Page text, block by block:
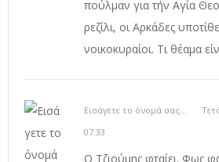
πούλμαν για τήν Αγία
ρεζίλι, οι Αρκάδες
νοικοκυραίοι. Τι θέαμα
Εισάγετε το όνομά σας...
07:33
Ο Τζιούμης φταίει. Φως